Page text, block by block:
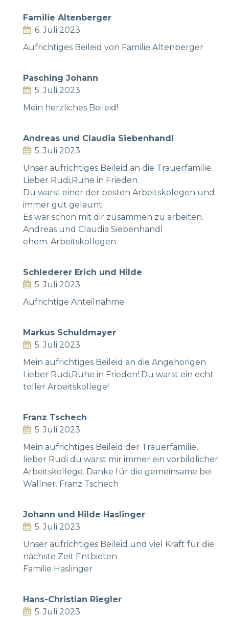
Familie Altenberger
6. Juli 2023
Aufrichtiges Beileid von Familie Altenberger
Pasching Johann
5. Juli 2023
Mein herzliches Beileid!
Andreas und Claudia Siebenhandl
5. Juli 2023
Unser aufrichtiges Beileid an die Trauerfamilie.
Lieber Rudi,Ruhe in Frieden.
Du warst einer der besten Arbeitskolegen und
immer gut gelaunt.
Es war schön mit dir zusammen zu arbeiten.
Andreas und Claudia Siebenhandl
ehem. Arbeitskollegen
Schlederer Erich und Hilde
5. Juli 2023
Aufrichtige Anteilnahme.
Markus Schuldmayer
5. Juli 2023
Mein aufrichtiges Beileid an die Angehörigen
Lieber Rudi,Ruhe in Frieden! Du warst ein echt
toller Arbeitskollege!
Franz Tschech
5. Juli 2023
Mein aufrichtiges Beileid der Trauerfamilie,
lieber Rudi du warst mir immer ein vorbildlicher
Arbeitskollege. Danke für die gemeinsame bei
Wallner. Franz Tschech
Johann und Hilde Haslinger
5. Juli 2023
Unser aufrichtiges Beileid und viel Kraft für die
nächste Zeit Entbieten
Familie Haslinger
Hans-Christian Riegler
5. Juli 2023